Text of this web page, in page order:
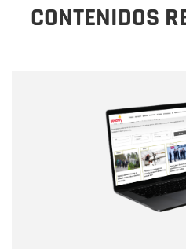
CONTENIDOS
Correo electrónico
Tipo de comentario